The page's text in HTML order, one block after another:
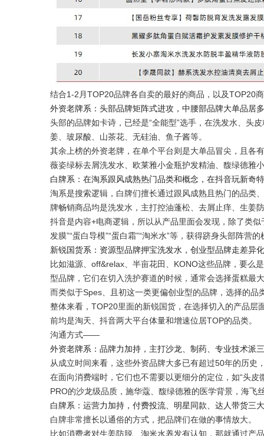
结合1-2月TOP20品牌各自卖的最好的商品，以及TOP20
外资老牌系：头部品牌矩阵式进攻，中腰部品牌大单品居
头部的品牌如卡诗，已经是“全能型”选手，在洗发水、头
姜、玻尿酸、山茶花、无硅油、鱼子酱等。
其余上榜的外资老牌，在单个平台则是大单品冒尖，且各
薇姿绿标去屑洗发水、欧莱雅小金瓶护发精油、馥绿德雅
白牌系：在淘系跟风成熟热门品类和概念，在抖音玩新奇
淘系是搜索逻辑，白牌们擅长通过跟风成熟且热门的品类
牌畅销商品均是洗发水，主打控油蓬松、去屑止痒、生姜
抖音是内容+电商逻辑，所以从产品里面会发现，除了类
发膜”“蛋白导模”“蛋白霜”“淘米水”等，获得跻身头部阵营的
新锐国货系：资源型品牌押宝洗发水，创业型品牌走差异
比如滋源、off&relax、半亩花田、KONO这些品牌，要么
型品牌，它们在切入洗护赛道的时候，通常会选择蛋糕最
而类似于Spes、且初这一类更偏创业型的品牌，选择的品
整体来看，TOP20里面的新锐国货，在选择切入的产品
前均是淘天、抖音两大平台体量和增速位居TOP的品类。
沟通方式——
外资老牌系：品牌力加持，主打沙龙、制药、专业技术派
从成立时间来看，这些外资品牌大多已有超过50年的历
在面向消费端时，它们也不需要以更细分的定位，如“头
PRO的沙龙级品质，施华蔻、馥绿德雅的医学背景，海飞
白牌系：运营力加持，付费投流、明星同款、达人带货三
白牌非常擅长以通俗的方式，把品牌们在做的事情放大。
比如消费者对生姜防脱、淘米水养发有认知，那就通过产